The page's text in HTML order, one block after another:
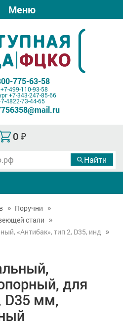
Меню
775-63-58
+7-499-110-93-58
+7-343-247-85-66
4822-73-44-65
0 ₽
Поручни
стали
«Антибак», тип 2, D35, инд
для
D35 мм,